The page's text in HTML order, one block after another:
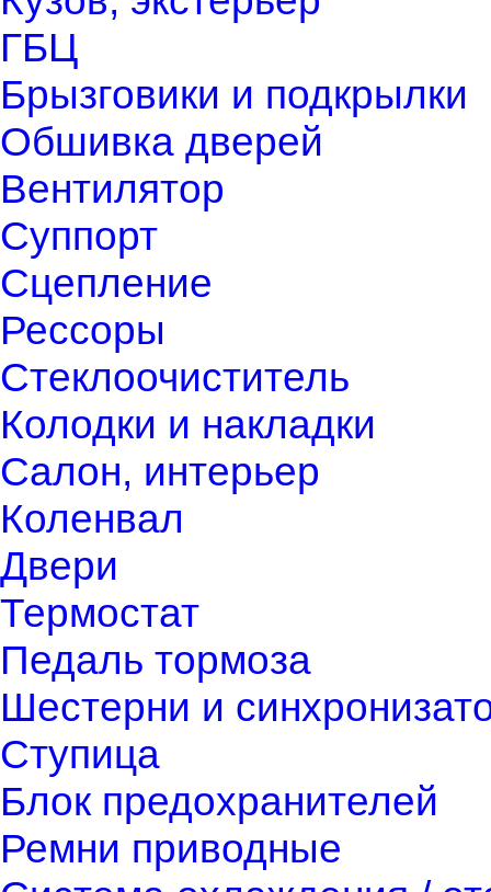
ГБЦ
Брызговики и подкрылки
Обшивка дверей
Вентилятор
Суппорт
Сцепление
Рессоры
Стеклоочиститель
Колодки и накладки
Салон, интерьер
Коленвал
Двери
Термостат
Педаль тормоза
Шестерни и
Ступица
Блок предохранителей
Ремни приводные